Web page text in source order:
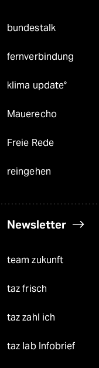
bundestalk
fernverbindung
klima update°
Mauerecho
Freie Rede
reingehen
Newsletter
team zukunft
taz frisch
taz zahl ich
taz lab Infobrief